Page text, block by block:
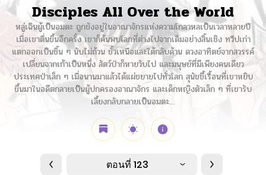
Disciples All Over the World
หลู่เฉินผู้เป็นอมตะ ถูกขังอยู่ในอาณาจักรแห่งความโกลาหลเป็นเวลาหลายปี
เมื่อเขาตื่นขึ้นอีกครั้ง เขาก็ค้นพบโลกที่ต่างไปจากเดิมอย่างสิ้นเชิง ทวีปเก่า
แตกออกเป็นชิ้น ๆ นับไม่ถ้วน ขั้วเหนือและใต้กลับด้าน ดวงอาทิตย์จากสวรรค์
เปลี่ยนจากเก้าเป็นหนึ่ง สัตว์ป่าก็หายวับไป และมนุษย์ที่มีเพียงคนเดียว
ประเทศป่าเล็ก ๆ เมื่อนานมาแล้วได้แผ่ขยายไปทั่วโลก สุนัขขี้เรื้อนที่เขาหยิบ
ขึ้นมาในอดีตกลายเป็นผู้ปกครองอาณาจักร และเด็กหญิงตัวเล็ก ๆ ที่เขารับ
เลี้ยงกลับกลายเป็นอมตะ…
ตอนที่ 123